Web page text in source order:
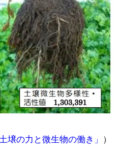
壌の力と微生物の働き」 ）